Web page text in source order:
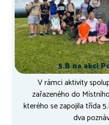
5.B na akci
V rámci aktivity
zařazeného do
kterého se zapojila třída
dva